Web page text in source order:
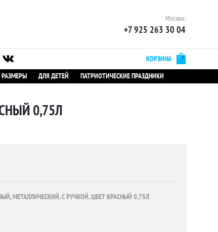
Москва:
+7 925 263 30 04
КОРЗИНА
ДЛЯ ДЕТЕЙ ПАТРИОТИЧЕСКИЕ ПРАЗДНИКИ
0,75Л
МЕТАЛЛИЧЕСКИЙ, С РУЧКОЙ, ЦВЕТ КРАСНЫЙ 0,75Л